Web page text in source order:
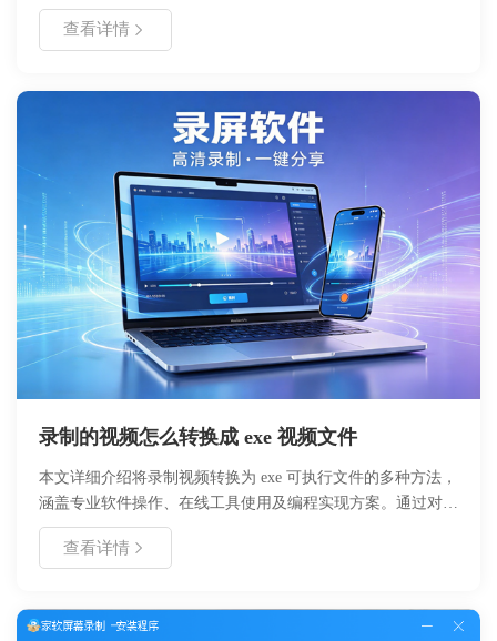
问题会影响办公软件、设计工具及游戏等应用的正常使用，可
能导致工作中断或数据丢失。本文通过系统诊断、运行库修
查看详情
录制的视频怎么转换成 exe 视频文件
本文详细介绍将录制视频转换为 exe 可执行文件的多种方法，
涵盖专业软件操作、在线工具使用及编程实现方案。通过对比
不同工具的转换效率、文件体积和兼容性，提供适用于教学演
示、软件分发等场景的实用指南。包含具体参数设置、操作步
查看详情